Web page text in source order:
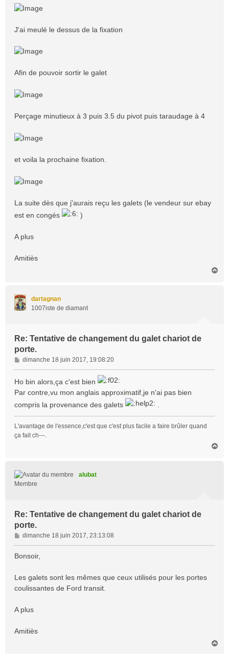
J'ai meulé le dessus de la fixation
Afin de pouvoir sortir le galet
Perçage minutieux à 3 puis 3.5 du pivot puis taraudage à 4
et voila la prochaine fixation.
La suite dès que j'aurais reçu les galets (le vendeur sur ebay
est en congés
)
A plus
Amitiès
dartagnan
1007iste de diamant
Re: Tentative de changement du galet chariot de
porte.
M
e
s
a
g
dimanche 18 juin 2017, 19:08:20
Ho bin alors,ça c'est bien
Par contre,vu mon anglais approximatif,je n'ai pas bien
compris la provenance des galets
L'avantage de l'essence,c'est que c'est plus facile a faire brûler quand
ça fait ch---.
alubat
Membre
Re: Tentative de changement du galet chariot de
porte.
M
e
g
e
dimanche 18 juin 2017, 23:13:08
Bonsoir,
Les galets sont les mêmes que ceux utilisés pour les portes
coulissantes de Ford transit.
A plus
Amitiès